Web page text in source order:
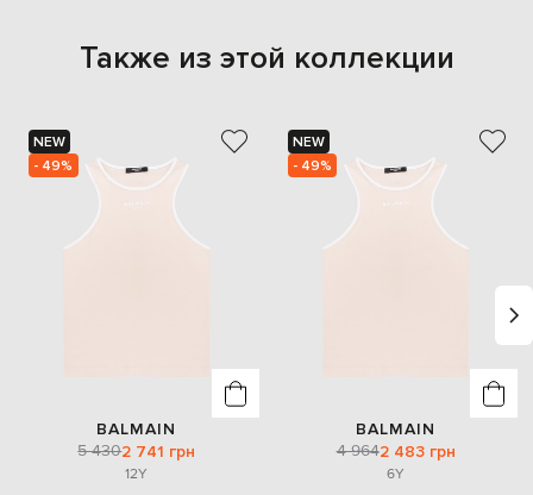
Также из этой коллекции
NEW
- 49%
BALMAIN
5 4302 741 грн
12Y
NEW
- 49%
BALMAIN
4 9642 483 грн
6Y